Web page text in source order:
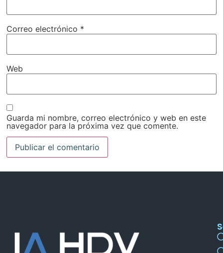
Correo electrónico *
Web
Guarda mi nombre, correo electrónico y web en este
navegador para la próxima vez que comente.